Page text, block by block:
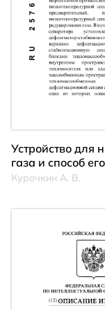
Устройство для
газа и способ
Курочкин А. В.